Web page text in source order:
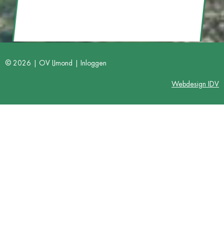
© 2026 | OV IJmond | Inloggen
Webdesign IDV